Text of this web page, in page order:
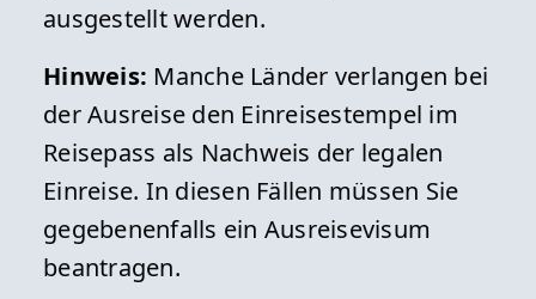
ausgestellt werden.
Hinweis: Manche Länder verlangen bei
der Ausreise den Einreisestempel im
Reisepass als Nachweis der legalen
Einreise. In diesen Fällen müssen Sie
gegebenenfalls ein Ausreisevisum
beantragen.